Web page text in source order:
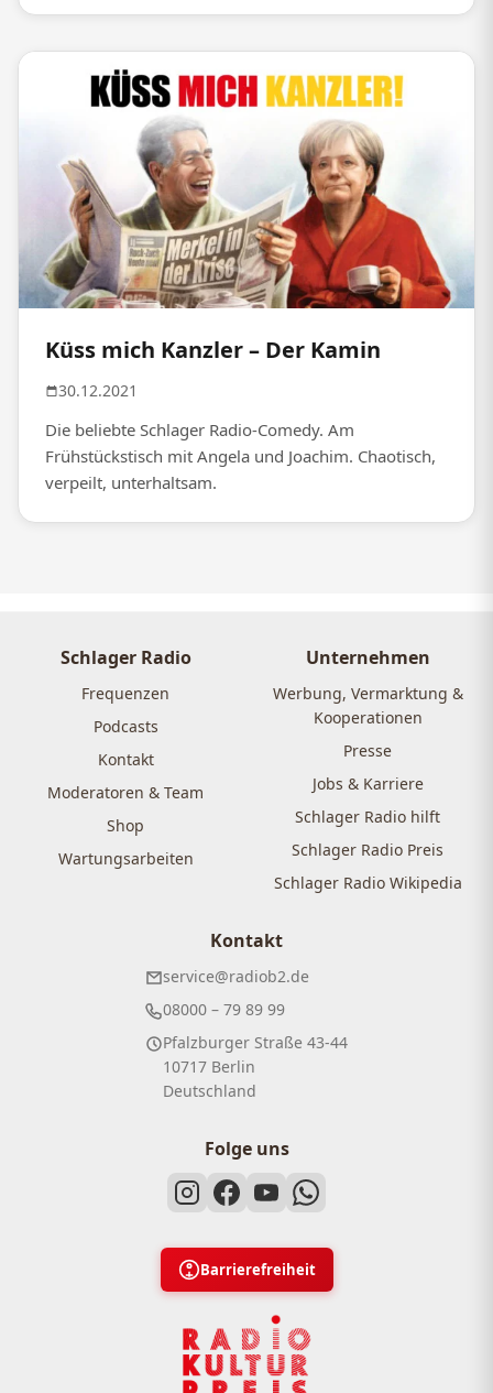
Küss mich Kanzler – Der Kamin
30.12.2021
Die beliebte Schlager Radio-Comedy. Am
Frühstückstisch mit Angela und Joachim. Chaotisch,
verpeilt, unterhaltsam.
Schlager Radio
Frequenzen
Podcasts
Kontakt
Moderatoren & Team
Shop
Wartungsarbeiten
Unternehmen
Werbung, Vermarktung &
Kooperationen
Presse
Jobs & Karriere
Schlager Radio hilft
Schlager Radio Preis
Schlager Radio Wikipedia
Kontakt
service@radiob2.de
08000 – 79 89 99
Pfalzburger Straße 43-44
10717 Berlin
Deutschland
Folge uns
Barrierefreiheit